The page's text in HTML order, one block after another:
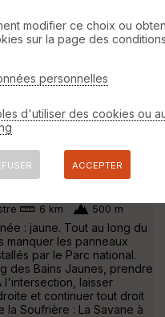
de retour : Bellevue Trajet
de la Soufrière.
partie de la trace
Papaye puis par la trace
dans la boue
»
6 km 500 m
: jaune. Tout au long du
manquer les panneaux
par le Parc national.
des Bains Jaunes, prendre
l'intersection, laisser
et continuer tout droit
Soufrière : La Savane à
modifier ce choix ou
sur la page des
personnelles
d'utiliser des cookies ou
ACCEPTER